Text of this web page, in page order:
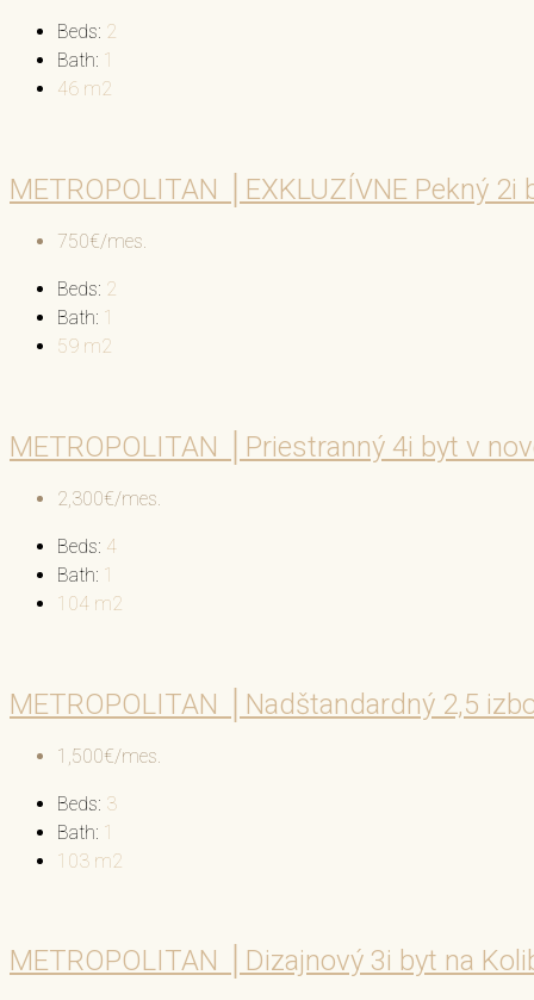
Beds: 2
Bath: 1
46 m2
METROPOLITAN │EXKLUZÍVNE Pekný
750€/mes.
Beds: 2
Bath: 1
59 m2
METROPOLITAN │Priestranný 4i byt v
2,300€/mes.
Beds: 4
Bath: 1
104 m2
METROPOLITAN │Nadštandardný 2,5
1,500€/mes.
Beds: 3
Bath: 1
103 m2
METROPOLITAN │Dizajnový 3i byt na